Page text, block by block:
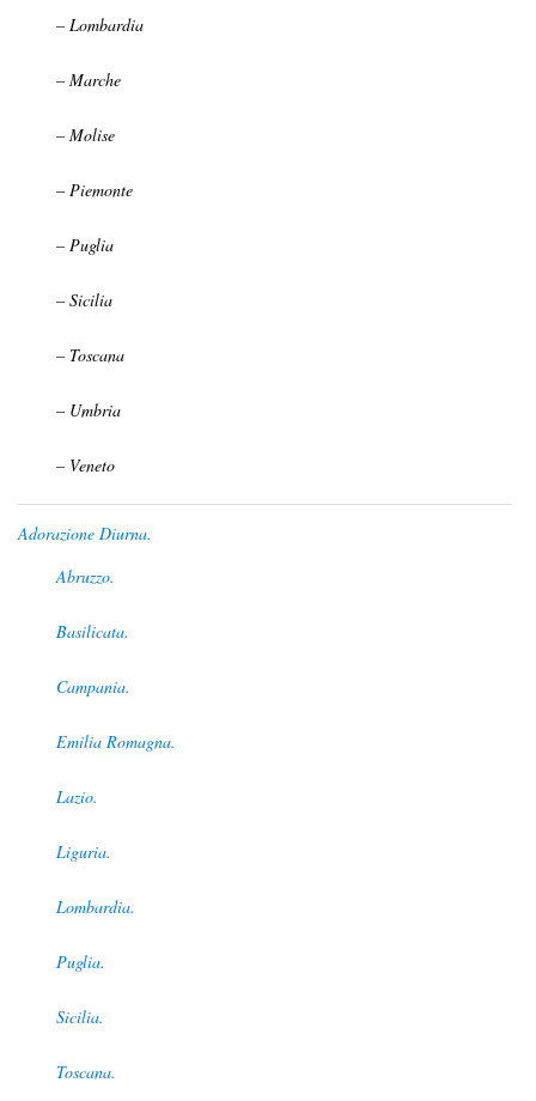
– Lombardia
– Marche
– Molise
– Piemonte
– Puglia
– Sicilia
– Toscana
– Umbria
– Veneto
Adorazione Diurna.
Abruzzo.
Basilicata.
Campania.
Emilia Romagna.
Lazio.
Liguria.
Lombardia.
Puglia.
Sicilia.
Toscana.